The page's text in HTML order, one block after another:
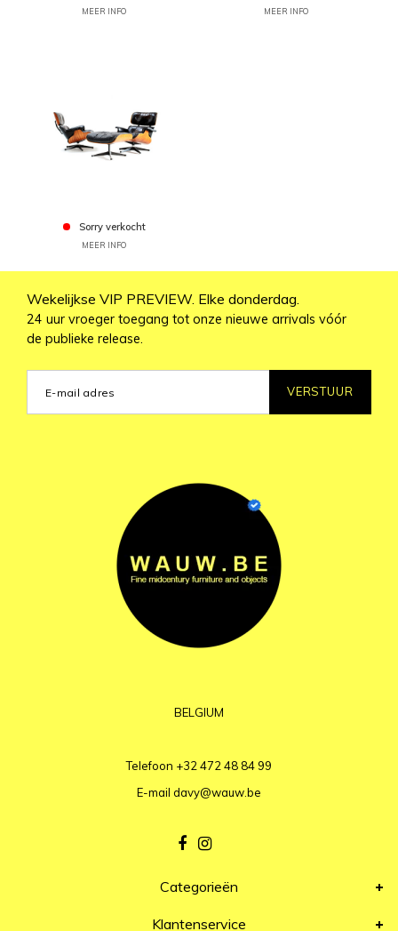
MEER INFO MEER INFO
Sorry verkocht
MEER INFO
Wekelijkse VIP PREVIEW. Elke donderdag.
24 uur vroeger toegang tot onze nieuwe arrivals vóór
de publieke release.
VERSTUUR
BELGIUM
Telefoon +32 472 48 84 99
E-mail davy@wauw.be
Categorieën
Klantenservice